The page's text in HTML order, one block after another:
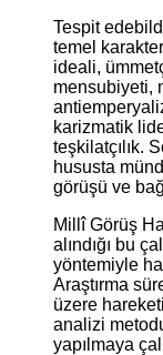
Tespit
temel
ideali,
mensubiyeti,
karizmatik
teşkilatçılık.
hususta
görüşü ve
Millî Görüş
alındığı bu
yöntemiyle
Araştırma
üzere
analizi
yapılmaya